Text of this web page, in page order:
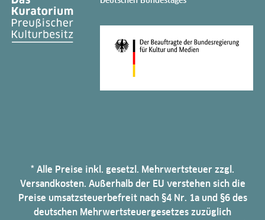
* Alle Preise inkl. gesetzl. Mehrwertsteuer zzgl.
Versandkosten. Außerhalb der EU verstehen sich die
Preise umsatzsteuerbefreit nach §4 Nr. 1a und §6 des
deutschen Mehrwertsteuergesetzes zuzüglich